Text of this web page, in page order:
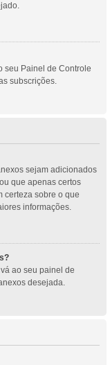
seu Painel de Controle
subscrições.
sejam adicionados
que apenas certos
certeza sobre o que
informações.
ao seu painel de
desejada.